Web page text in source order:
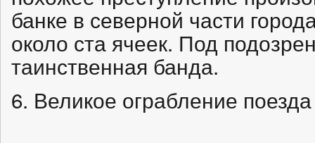
банке в северной части
около ста ячеек. Под
таинственная банда.
6. Великое ограбление поезда